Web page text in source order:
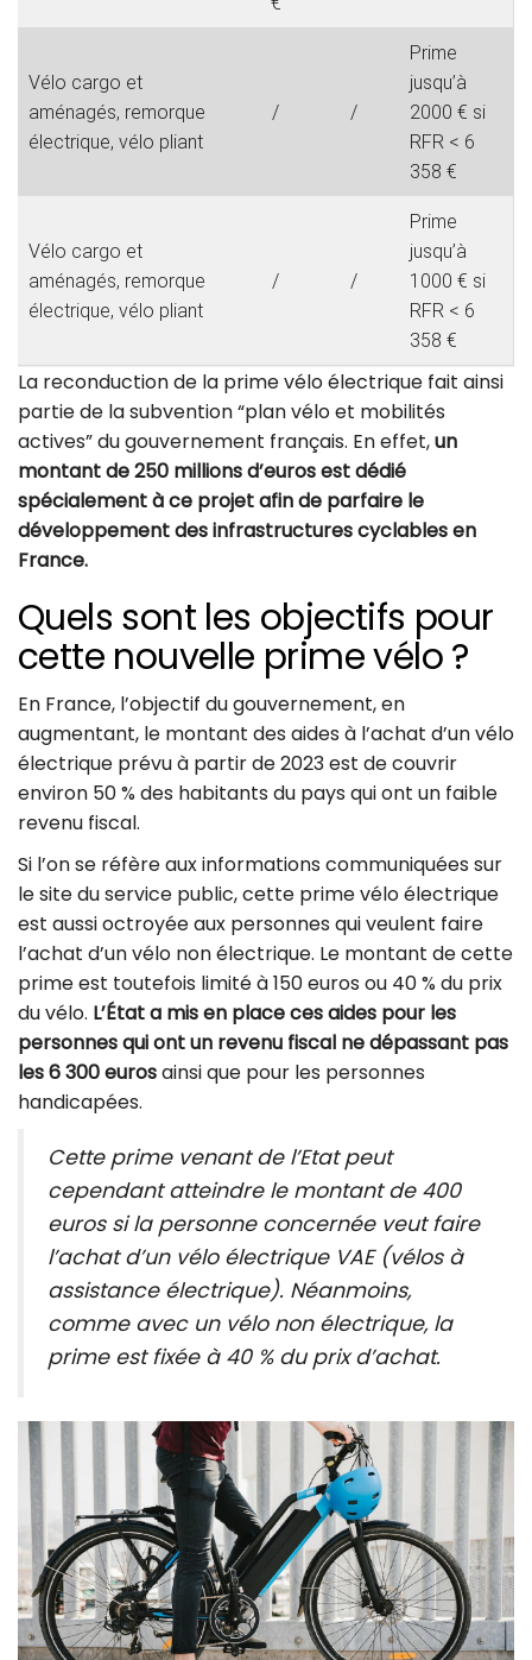
Vélo cargo et
aménagés, remorque
électrique, vélo pliant
/ /
Prime
jusqu’à
2000 € si
RFR < 6
358 €
Vélo cargo et
aménagés, remorque
électrique, vélo pliant
/ /
Prime
jusqu’à
1000 € si
RFR < 6
358 €
La reconduction de la prime vélo électrique fait ainsi
partie de la subvention “plan vélo et mobilités
actives” du gouvernement français. En effet,un
montant de 250 millions d’euros est dédié
spécialement à ce projet afin de parfaire le
développement des infrastructures cyclables en
France.
Quels sont les objectifs pour
cette nouvelle prime vélo ?
En France, l’objectif du gouvernement, en
augmentant, le montant des aides à l’achat d’un vélo
électrique prévu à partir de 2023 est de couvrir
environ 50 % des habitants du pays qui ont un faible
revenu fiscal.
Si l’on se réfère aux informations communiquées sur
le site du service public, cette prime vélo électrique
est aussi octroyée aux personnes qui veulent faire
l’achat d’un vélo non électrique. Le montant de cette
prime est toutefois limité à 150 euros ou 40 % du prix
du vélo. L’État a mis en place ces aides pour les
personnes qui ont un revenu fiscal ne dépassant pas
les 6 300 eurosainsi que pour les personnes
handicapées.
Cette prime venant de l’Etat peut
cependant atteindre le montant de 400
euros si la personne concernée veut faire
l’achat d’un vélo électrique VAE (vélos à
assistance électrique). Néanmoins,
comme avec un vélo non électrique, la
prime est fixée à 40 % du prix d’achat.